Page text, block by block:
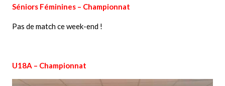
Séniors Féminines – Championnat
Pas de match ce week-end !
U18A – Championnat